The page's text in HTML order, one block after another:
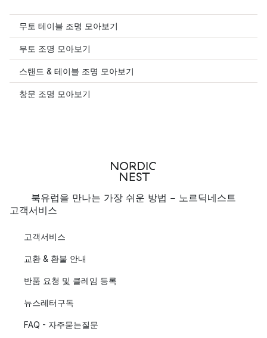
무토 테이블 조명 모아보기
무토 조명 모아보기
스탠드 & 테이블 조명 모아보기
창문 조명 모아보기
북유럽을 만나는 가장 쉬운 방법 - 노르딕네스트
고객서비스
고객서비스
교환 & 환불 안내
반품 요청 및 클레임 등록
뉴스레터구독
FAQ - 자주묻는질문